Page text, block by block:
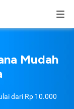
Mudah
dari Rp 10.000